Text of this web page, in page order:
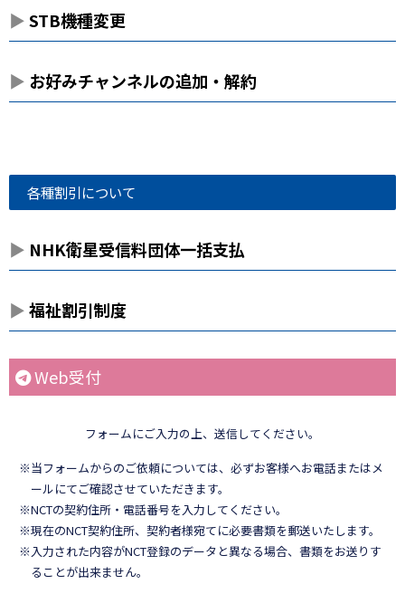
STB機種変更
お好みチャンネルの追加・解約
各種割引について
NHK衛星受信料団体一括支払
福祉割引制度
Web受付
フォームにご入力の上、送信してください。
※当フォームからのご依頼については、必ずお客様へお電話またはメ
ールにてご確認させていただきます。
※NCTの契約住所・電話番号を入力してください。
※現在のNCT契約住所、契約者様宛てに必要書類を郵送いたします。
※入力された内容がNCT登録のデータと異なる場合、書類をお送りす
ることが出来ません。